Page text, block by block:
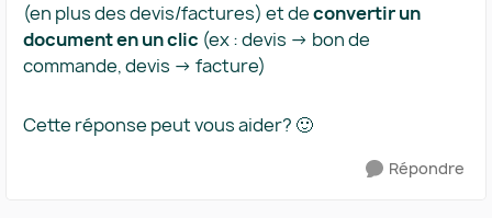
(en plus des devis/factures) et de ​convertir un
document en un clic ​ (ex : devis → bon de
commande, devis → facture)
Cette réponse peut vous aider? 🙂
Répondre